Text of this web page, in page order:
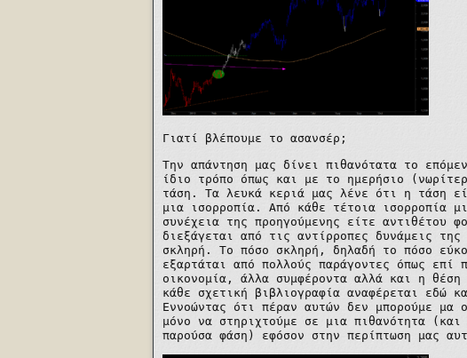
Γιατί βλέπουμε το ασανσέρ;
Την απάντηση μας δίνει πιθανότατα το
ίδιο τρόπο όπως και με το ημερήσιο
τάση. Τα λευκά κεριά μας λένε ότι η τάση
μια ισορροπία. Από κάθε τέτοια ισορροπία
συνέχεια της προηγούμενης είτε αντιθέτου
διεξάγεται από τις αντίρροπες δυνάμεις
σκληρή. Το πόσο σκληρή, δηλαδή το πόσο
εξαρτάται από πολλούς παράγοντες όπως επί
οικονομία, άλλα συμφέροντα αλλά και η
κάθε σχετική βιβλιογραφία αναφέρεται εδώ
Εννοώντας ότι πέραν αυτών δεν μπορούμε μα
μόνο να στηριχτούμε σε μια πιθανότητα
παρούσα φάση) εφόσον στην περίπτωση μας